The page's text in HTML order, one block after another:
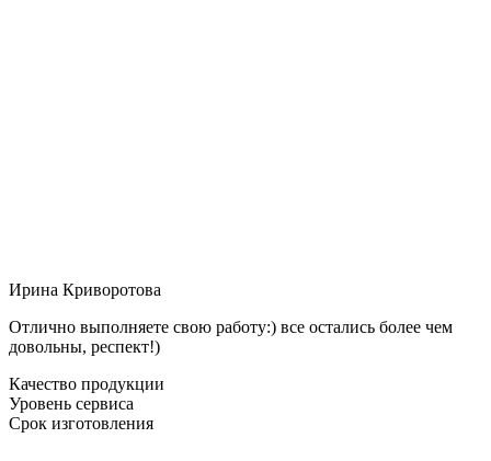
Ирина Криворотова
Отлично выполняете свою работу:) все остались более чем
довольны, респект!)
Качество продукции
Уровень сервиса
Срок изготовления